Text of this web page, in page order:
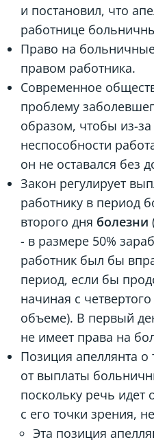
и постановил, что
работнице
Право на
правом работника.
Современное
проблему
образом, чтобы из-
неспособности
он не оставался без
Закон регулирует
работнику в период
второго дня болезни
- в размере 50%
работник был бы
период, если бы
начиная с
объеме). В первый
не имеет права на
Позиция апеллянта
от выплаты
поскольку речь идет
с его точки зрения,
Эта позиция